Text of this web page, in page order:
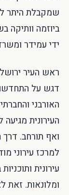
שמקבלת היתר
ידי עמידר
ראש העיר
דגש על
האורבני
העירונית
ואף תורחב.
למרכז עירוני
עירונית
ומלונאות.